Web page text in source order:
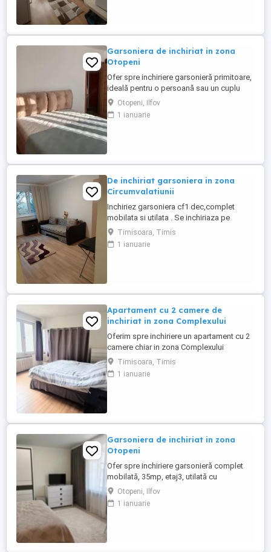
Garsoniera de inchiriat in zona
Otopeni
Ofer spre inchiriere garsonieră primitoare,
ideală pentru o persoană sau un cuplu
aflat la început de drum. Mobilată cu gust,
cu bucătărie complet utilată . Dispune de
35mp , etaj 2. În apropiere de magazine și
Otopeni, Ilfov
1 ianuarie
De inchiriat garsoniera in zona
Circumvalatiunii
Inchiriez garsoniera cf1 dec,complet
mobilata si utilata . Se inchiriaza pe
termen lung. Suprafata utila este de 28 mp
, iar etajul este 3 4.
Timisoara, Timis
1 ianuarie
Apartament cu 2 camere de
inchiriat in zona Complexului
Oferim spre inchiriere un apartament cu 2
camere chiar in zona Complexului
Studentesc!! Apartamentul este foarte
aproape de universitatile Politehnica si
Vest. Zona buna, dispune de toate cele
Timisoara, Timis
1 ianuarie
Garsoniera de inchiriat in zona
Otopeni
Ofer spre inchiriere garsonieră complet
mobilată, 35mp, etaj3, utilată cu
electrocasnice noi, situată într-un bloc
modern, la 3 5 minute de Aeroportul Henri
Coandă. Ideală pentru personal din aviație
Otopeni, Ilfov
1 ianuarie